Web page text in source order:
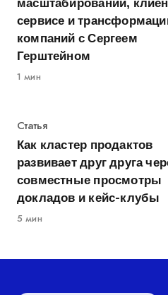
сервисе и
компаний с Сергеем
Герштейном
1 мин
Категория
Статья
Как кластер продактов
развивает друг друга
совместные просмотры
докладов и кейс-клубы
5 мин